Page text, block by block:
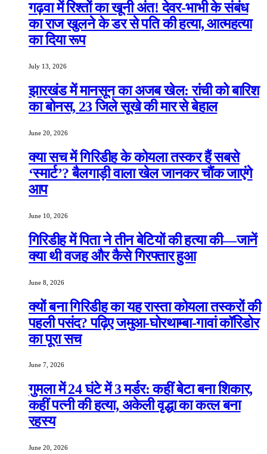
गढ़वा में रिश्तों का खूनी अंत! देवर-भाभी के संबंध
का राज खुलने के डर से पति की हत्या, आत्महत्या
का दिया रूप
July 13, 2026
झारखंड में मानसून का अजब खेल: रांची को बारिश
का बोनस, 23 जिले सूखे की मार से बेहाल
June 20, 2026
क्या सच में गिरिडीह के कोयला तस्कर हैं सबसे
‘स्मार्ट’? बैलगाड़ी वाला खेल जानकर चौंक जाएंगे
आप
June 10, 2026
गिरिडीह में पिता ने तीन बेटियों की हत्या की—जानें
क्या थी वजह और कैसे गिरफ्तार हुआ
June 8, 2026
क्यों बना गिरिडीह का यह रास्ता कोयला तस्करों की
पहली पसंद? पढ़िए जमुआ-घोरथाम्बा-गावां कॉरिडोर
का पूरा सच
June 7, 2026
गुमला में 24 घंटे में 3 मर्डर: कहीं बेटा बना शिकार,
कहीं पत्नी की हत्या, अकेली वृद्धा का कत्ल बना
रहस्य
June 20, 2026